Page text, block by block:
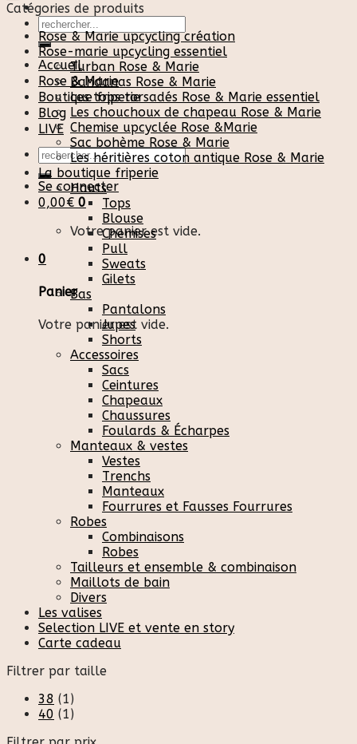
Recherche
pour :
Accueil
Rose & Marie
Boutique friperie
Blog
LIVE
Recherche
pour :
Se connecter
0,00€ 0
Votre panier est vide.
0
Panier
Votre panier est vide.
Catégories de produits
Rose & Marie upcycling création
Rose-marie upcycling essentiel
Turban Rose & Marie
Bandanas Rose & Marie
Les tops torsadés Rose & Marie essentiel
Les chouchoux de chapeau Rose & Marie
Chemise upcyclée Rose &Marie
Sac bohème Rose & Marie
Les héritières coton antique Rose & Marie
La boutique friperie
Hauts
Tops
Blouse
Chemises
Pull
Sweats
Gilets
Bas
Pantalons
Jupes
Shorts
Accessoires
Sacs
Ceintures
Chapeaux
Chaussures
Foulards & Écharpes
Manteaux & vestes
Vestes
Trenchs
Manteaux
Fourrures et Fausses Fourrures
Robes
Combinaisons
Robes
Tailleurs et ensemble & combinaison
Maillots de bain
Divers
Les valises
Selection LIVE et vente en story
Carte cadeau
Filtrer par taille
38 (1)
40 (1)